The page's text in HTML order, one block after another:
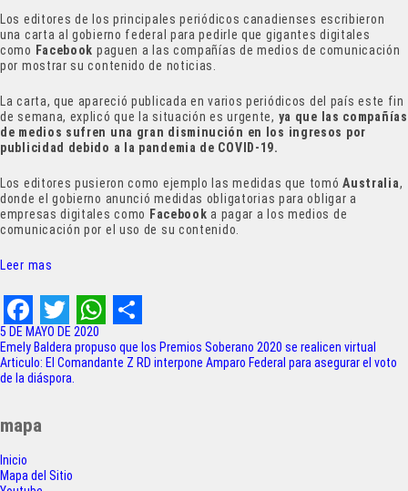
Los editores de los principales periódicos canadienses escribieron
una carta al gobierno federal para pedirle que gigantes digitales
como Facebook paguen a las compañías de medios de comunicación
por mostrar su contenido de noticias.
La carta, que apareció publicada en varios periódicos del país este fin
de semana, explicó que la situación es urgente, ya que las compañías
de medios sufren una gran disminución en los ingresos por
publicidad debido a la pandemia de COVID-19.
Los editores pusieron como ejemplo las medidas que tomóAustralia,
donde el gobierno anunció medidas obligatorias para obligar a
empresas digitales como Facebooka pagar a los medios de
comunicación por el uso de su contenido.
Leer mas
F
a
e
b
T
w
t
W
h
S
h
5 DE MAYO DE 2020
Navegación
de
Emely Baldera propuso que los Premios Soberano 2020 se realicen virtual
Articulo: El Comandante Z RD interpone Amparo Federal para asegurar el voto
de la diáspora.
mapa
Inicio
Mapa del Sitio